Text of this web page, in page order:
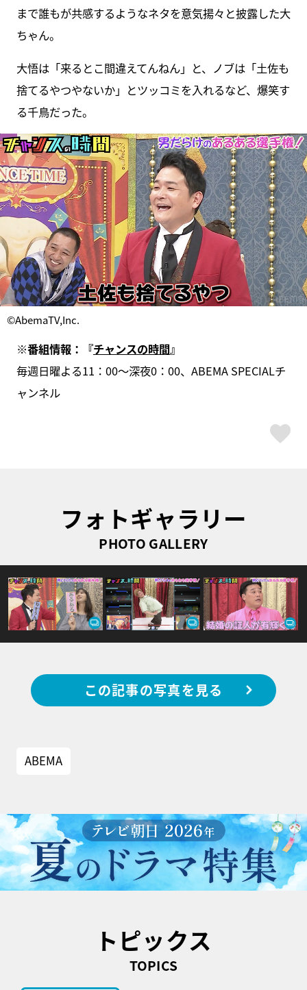
まで誰もが共感するようなネタを意気揚々と披露した大
ちゃん。
大悟は「来るとこ間違えてんねん」と、ノブは「土佐も
捨てるやつやないか」とツッコミを入れるなど、爆笑す
る千鳥だった。
©AbemaTV,Inc.
※番組情報：『チャンスの時間』
毎週日曜よる11：00～深夜0：00、ABEMA SPECIALチ
ャンネル
フォトギャラリー
PHOTO GALLERY
この記事の写真を見る
ABEMA
トピックス
TOPICS